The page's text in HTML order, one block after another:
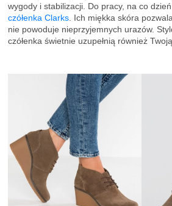
wygody i stabilizacji. Do pracy, na co
czółenka Clarks . Ich miękka skóra
nie powoduje nieprzyjemnych urazów.
czółenka świetnie uzupełnią również